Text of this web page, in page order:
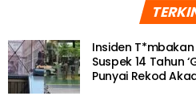
Insiden
Suspek 14 Tahun
Punyai Rekod